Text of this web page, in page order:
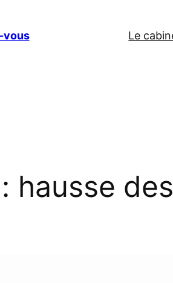
vous Le
hausse